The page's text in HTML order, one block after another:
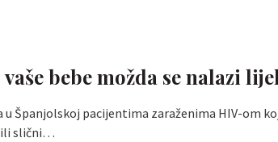
bebe možda se nalazi
u Španjolskoj pacijentima zaraženima HIV-om
ili slični…